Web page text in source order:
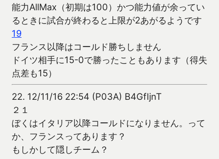
能力AllMax（初期は100）かつ能力値が余ってい
るときに試合が終わると上限が2あがるようです
19
フランス以降はコールド勝ちしません
ドイツ相手に15-0で勝ったこともあります（得失
点差も15）
22. 12/11/16 22:54 (P03A) B4GfIjnT
２１
ぼくはイタリア以降コールドになりません。って
か、フランスってあります？
もしかして隠しチーム？